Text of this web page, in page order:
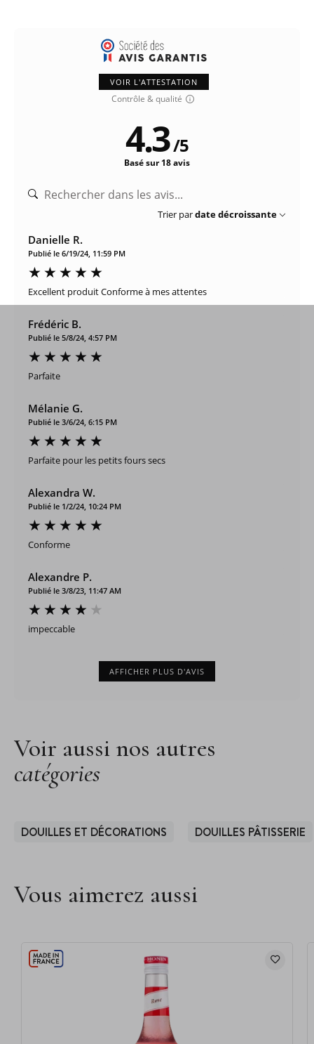
VOIR L'ATTESTATION
Contrôle & qualité
4.3/5
Basé sur 18 avis
Trier pardate décroissante
Danielle R.
Publié le 6/19/24, 11:59 PM
Excellent produit Conforme à mes attentes
Frédéric B.
Publié le 5/8/24, 4:57 PM
Parfaite
Mélanie G.
Publié le 3/6/24, 6:15 PM
Parfaite pour les petits fours secs
Alexandra W.
Publié le 1/2/24, 10:24 PM
Conforme
Alexandre P.
Publié le 3/8/23, 11:47 AM
impeccable
AFFICHER PLUS D'AVIS
Voir aussi nos autres
catégories
DOUILLES ET DÉCORATIONS DOUILLES PÂTISSERIE
Vous aimerez aussi